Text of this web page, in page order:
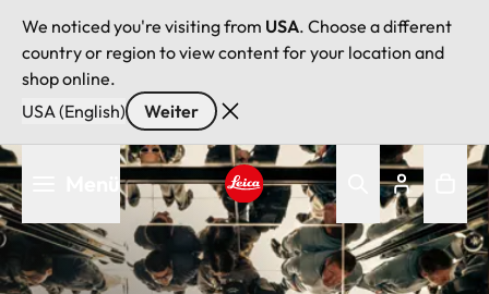
We noticed you're visiting from USA. Choose a different
country or region to view content for your location and
shop online.
USA (English)
Weiter
Direkt
zum
Inhalt
Leica logo - Home